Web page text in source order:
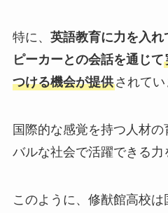
特に、 英語教育に力を入
ピーカーとの会話を通じて
つける機会が提供されてい
国際的な感覚を持つ人材
バルな社会で活躍できる力
このように、修猷館高校